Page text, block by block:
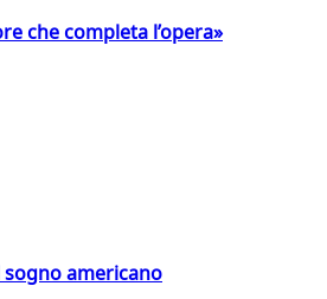
che completa l’opera»
americano